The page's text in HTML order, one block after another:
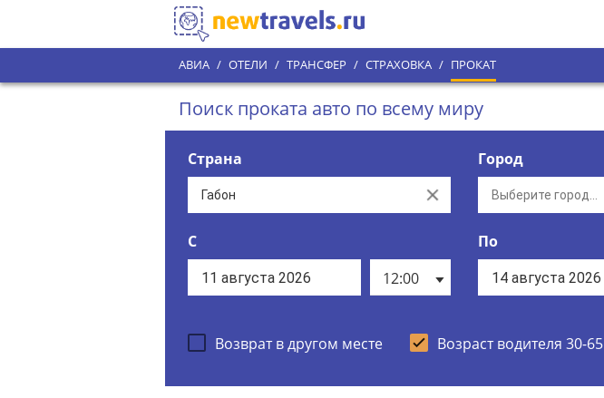
АВИА / ОТЕЛИ / ТРАНСФЕР / СТРАХОВКА / ПРОКАТ
Поиск проката авто по всему миру
Страна
Clear
Город
С
12:00
По
Возврат в другом месте Возраст водителя 30-65